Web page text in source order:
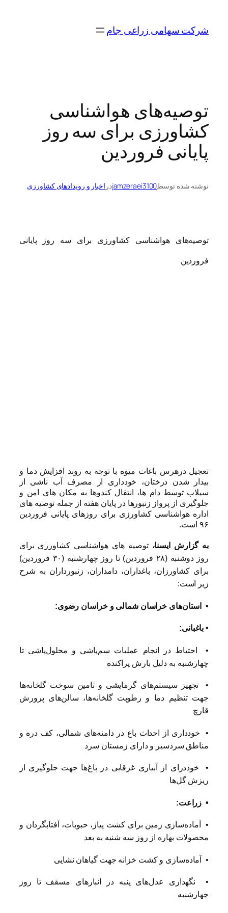
محتواشرکت سهامی زراعی جام
توصیه‌های هواشناسی
کشاورزی برای سه روز
پایانی فروردین
نوشته شده توسطjamzeraei3100در اخبار و رویدادهای کشاورزی
توصیه‌های هواشناسی کشاورزی برای سه روز پایانی
فروردین
تعجیل درهرس باغات میوه با توجه به روند افزایش دما و
بیدار شدن درختان، خودداری از مصرف آب ناشی از
سیلاب توسط دام ها، انتقال کندوها به مکان های امن و
جلوگیری از پرواز زنبورها در پایان هفته از جمله توصیه های
اداره هواشناسی کشاورزی برای روزهای پایانی فروردین
۹۶ است.
به گزارش ایسنا، توصیه های هواشناسی کشاورزی برای
روز دوشنبه (۲۸ فروردین) تا روز چهارشنبه (۳۰ فروردین)
برای کشاورزان، باغداران، دامداران، زنبورداران به شرح
زیر است:
• استان‌های خراسان شمالی و خراسان رضوی:
• باغبانی:
• احتیاط در انجام عملیات سم‌پاشی و محلول‌پاشی تا
چهارشنبه به دلیل بارش پراکنده
• تجهیز سیستم‌های گرمایشی و تامین سوخت گلخانه‌ها
جهت تنظیم دما و رطوبت گلخانه‌ها، سالن‌های پرورش
قارچ
• خودداری از احداث باغ در دامنه‌های شمالی، کف دره و
مناطق سردسیر و دارای زمستان سرد
• خوددرای از آبیاری غرقابی در باغ‌ها جهت جلوگیری از
ریزش گل‌ها
• زراعت:
• آماده‌سازی زمین برای کشت پیاز، حبوبات، آفتابگردان و
محصولات بهاره از روز سه شنبه به بعد
• آماده‌سازی و کشت خزانه جهت گیاهان نشایی
• نگهداری عدل‌های پنبه در انبارهای مسقف تا روز
چهارشنبه